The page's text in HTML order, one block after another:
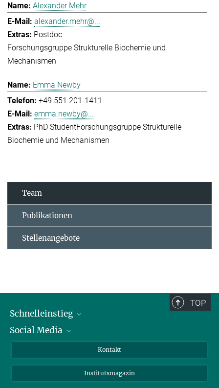
Alexander Mehr
alexander.mehr@...
Postdoc
Forschungsgruppe Strukturelle Biochemie und
Mechanismen
Emma Newby
+49 551 201-1411
emma.newby@...
PhD StudentForschungsgruppe Strukturelle
Biochemie und Mechanismen
Team
Publikationen
Stellenangebote
TOP
Schnelleinstieg
Alumni
Fördernde
Social Media
Bluesky
Facebook
Kontakt
Institutsmagazin